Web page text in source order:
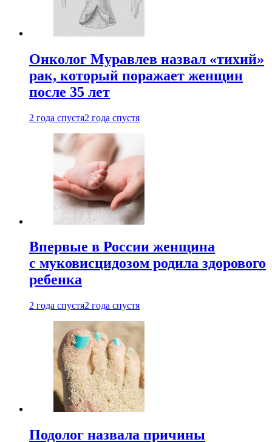
Онколог Муравлев назвал «тихий»
рак, который поражает женщин
после 35 лет
2 года спустя2 года спустя
Впервые в России женщина
с муковисцидозом родила здорового
ребенка
2 года спустя2 года спустя
Подолог назвала причины